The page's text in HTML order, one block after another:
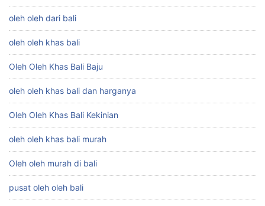
oleh oleh dari bali
oleh oleh khas bali
Oleh Oleh Khas Bali Baju
oleh oleh khas bali dan harganya
Oleh Oleh Khas Bali Kekinian
oleh oleh khas bali murah
Oleh oleh murah di bali
pusat oleh oleh bali